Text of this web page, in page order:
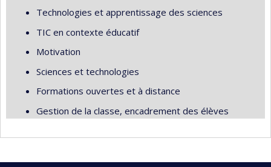
Technologies et apprentissage des sciences
TIC en contexte éducatif
Motivation
Sciences et technologies
Formations ouvertes et à distance
Gestion de la classe, encadrement des élèves